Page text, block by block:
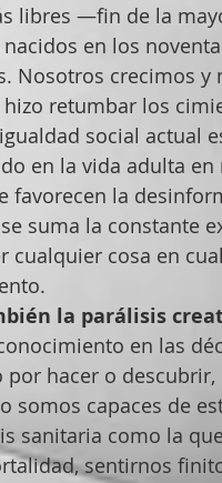
libres —fin de la
en los
Nosotros crecimos
retumbar los
social actual
en la vida adulta
favorecen la
suma la constante
cualquier cosa en
la parálisis
en las
por hacer o
somos capaces de
sanitaria como la
sentirnos